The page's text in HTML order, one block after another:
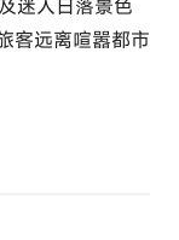
迷人日落景色
客远离喧嚣都市